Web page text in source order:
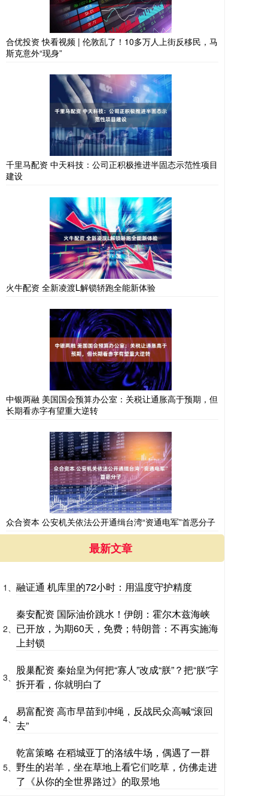
合优投资 快看视频 | 伦敦乱了！10多万人上街反移民，马
斯克意外“现身”
千里马配资 中天科技：公司正积极推进半固态示范性项目
建设
火牛配资 全新凌渡L解锁轿跑全能新体验
中银两融 美国国会预算办公室：关税让通胀高于预期，但
长期看赤字有望重大逆转
众合资本 公安机关依法公开通缉台湾“资通电军”首恶分子
最新文章
1、 融证通 机库里的72小时：用温度守护精度
2、
秦安配资 国际油价跳水！伊朗：霍尔木兹海峡
已开放，为期60天，免费；特朗普：不再实施海
上封锁
3、
股巢配资 秦始皇为何把“寡人”改成“朕”？把“朕”字
拆开看，你就明白了
4、
易富配资 高市早苗到冲绳，反战民众高喊“滚回
去”
5、
乾富策略 在稻城亚丁的洛绒牛场，偶遇了一群
野生的岩羊，坐在草地上看它们吃草，仿佛走进
了《从你的全世界路过》的取景地